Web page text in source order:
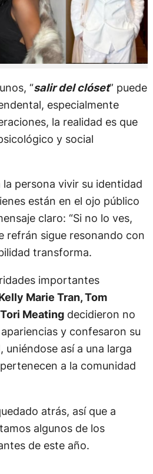
“salir del clóset” puede
especialmente
la realidad es que
y social
persona vivir su identidad
están en el ojo público
claro: “Si no lo ves,
refrán sigue resonando con
transforma.
importantes
Marie Tran, Tom
Meatingdecidieron no
y confesaron su
uniéndose así a una larga
a la comunidad
atrás, así que a
algunos de los
de este año.